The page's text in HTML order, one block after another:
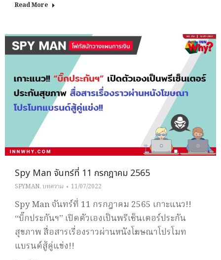
Read More
Spy Man จันทร์ที่ 11 กรกฎาคม 2565
SPYMAN, บทความ 11/07/2022
Spy Man จันทร์ที่ 11 กรกฎาคม 2565 เกาะแนว!!
“บิ๊กประกันฯ” เปิดตัวเองเป็นพรีเซ็นเตอร์ประกัน
สุขภาพ สื่อสารเรื่องราวผ่านหนังโฆษณาโปรโมท
แบรนด์สู้คู่แข่ง!!